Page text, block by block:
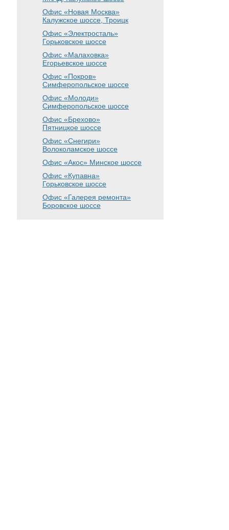
Офис «Новая Москва»
Калужское шоссе, Троицк
Офис «Электросталь»
Горьковское шоссе
Офис «Малаховка»
Егорьевское шоссе
Офис «Покров»
Симферопольское шоссе
Офис «Молоди»
Симферопольское шоссе
Офис «Брехово»
Пятницкое шоссе
Офис «Снегири»
Волоколамское шоссе
Офис «Акос» Минское шоссе
Офис «Купавна»
Горьковское шоссе
Офис «Галерея ремонта»
Боровское шоссе